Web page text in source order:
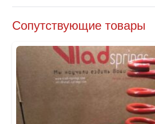
Сопутствующие товары